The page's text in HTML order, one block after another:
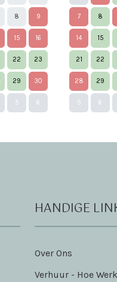
8 9
15 16
22 23
29 30
5 6
7 8
14 15
21 22
28 29
5 6
HANDIGE
Over Ons
Verhuur - Hoe